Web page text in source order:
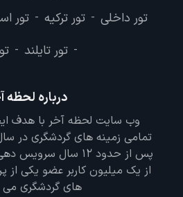
تور داخلی - تور ترکیه - تور
- تور تایلند -
درباره لحظه
وب سایت لحظه آخر با هدف
پس از حدود 12 سال
از یک میلیون کاربر عضو یکی از
های گردشگری می